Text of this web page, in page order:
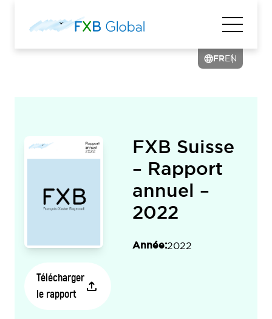
FREN
Télécharger
le rapport
FXB Suisse
– Rapport
annuel –
2022
Année:2022